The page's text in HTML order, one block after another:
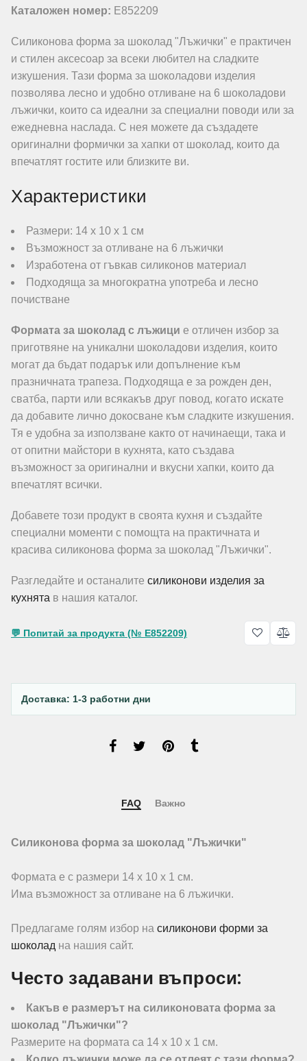
Каталожен номер: E852209
Силиконова форма за шоколад "Лъжички" е практичен
и стилен аксесоар за всеки любител на сладките
изкушения. Тази форма за шоколадови изделия
позволява лесно и удобно отливане на 6 шоколадови
лъжички, които са идеални за специални поводи или за
ежедневна наслада. С нея можете да създадете
оригинални формички за хапки от шоколад, които да
впечатлят гостите или близките ви.
Характеристики
Размери: 14 х 10 х 1 см
Възможност за отливане на 6 лъжички
Изработена от гъвкав силиконов материал
Подходяща за многократна употреба и лесно
почистване
Формата за шоколад с лъжици е отличен избор за
приготвяне на уникални шоколадови изделия, които
могат да бъдат подарък или допълнение към
празничната трапеза. Подходяща е за рожден ден,
сватба, парти или всякакъв друг повод, когато искате
да добавите лично докосване към сладките изкушения.
Тя е удобна за използване както от начинаещи, така и
от опитни майстори в кухнята, като създава
възможност за оригинални и вкусни хапки, които да
впечатлят всички.
Добавете този продукт в своята кухня и създайте
специални моменти с помощта на практичната и
красива силиконова форма за шоколад "Лъжички".
Разгледайте и останалите силиконови изделия за
кухнята в нашия каталог.
💬 Попитай за продукта (№ E852209)
Доставка: 1-3 работни дни
FAQ Важно
Силиконова форма за шоколад "Лъжички"
Формата е с размери 14 х 10 х 1 см.
Има възможност за отливане на 6 лъжички.
Предлагаме голям избор на силиконови форми за
шоколад на нашия сайт.
Често задавани въпроси:
Какъв е размерът на силиконовата форма за
шоколад "Лъжички"?
Размерите на формата са 14 х 10 х 1 см.